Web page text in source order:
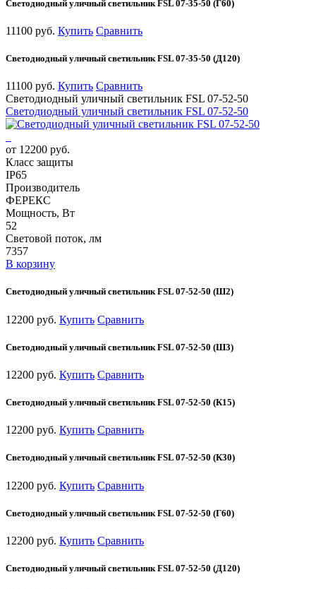
Светодиодный уличный светильник FSL 07-35-50 (Г60)
11100 руб. Купить Сравнить
Светодиодный уличный светильник FSL 07-35-50 (Д120)
11100 руб. Купить Сравнить
Светодиодный уличный светильник FSL 07-52-50
Светодиодный уличный светильник FSL 07-52-50
от 12200 руб.
Класс защиты
IP65
Производитель
ФЕРЕКС
Мощность, Вт
52
Световой поток, лм
7357
В корзину
Светодиодный уличный светильник FSL 07-52-50 (Ш2)
12200 руб. Купить Сравнить
Светодиодный уличный светильник FSL 07-52-50 (Ш3)
12200 руб. Купить Сравнить
Светодиодный уличный светильник FSL 07-52-50 (К15)
12200 руб. Купить Сравнить
Светодиодный уличный светильник FSL 07-52-50 (К30)
12200 руб. Купить Сравнить
Светодиодный уличный светильник FSL 07-52-50 (Г60)
12200 руб. Купить Сравнить
Светодиодный уличный светильник FSL 07-52-50 (Д120)